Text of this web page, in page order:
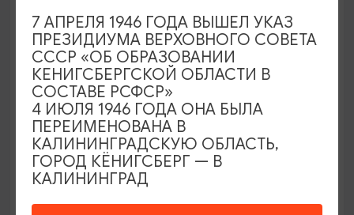
Вячеслав Бутусов и «Орден Славы»
30.08.2026 19:00
Светлогорск, Театр эстрады «Янтарь-холл»
ОТ 500₽ ПУШКИНСКАЯ КАРТА
7 АПРЕЛЯ 1946 ГОДА ВЫШЕЛ УКАЗ
ПРЕЗИДИУМА ВЕРХОВНОГО СОВЕТА
СССР «ОБ ОБРАЗОВАНИИ
КЕНИГСБЕРГСКОЙ ОБЛАСТИ В
СОСТАВЕ РСФСР»
4 ИЮЛЯ 1946 ГОДА ОНА БЫЛА
ПЕРЕИМЕНОВАНА В
КАЛИНИНГРАДСКУЮ ОБЛАСТЬ,
ГОРОД КЁНИГСБЕРГ — В
КАЛИНИНГРАД